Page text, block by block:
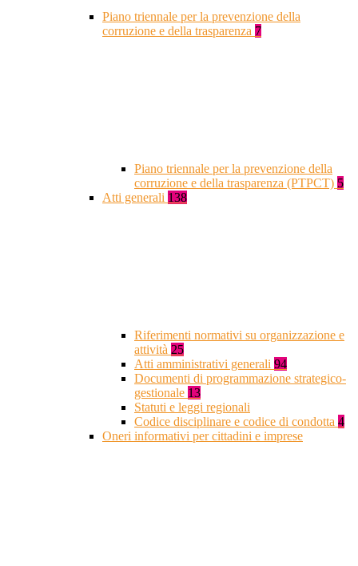
Piano triennale per la prevenzione della
corruzione e della trasparenza 7
Piano triennale per la prevenzione della
corruzione e della trasparenza (PTPCT) 5
Atti generali 138
Riferimenti normativi su organizzazione e
attività 25
Atti amministrativi generali 94
Documenti di programmazione strategico-
gestionale 13
Statuti e leggi regionali
Codice disciplinare e codice di condotta 4
Oneri informativi per cittadini e imprese